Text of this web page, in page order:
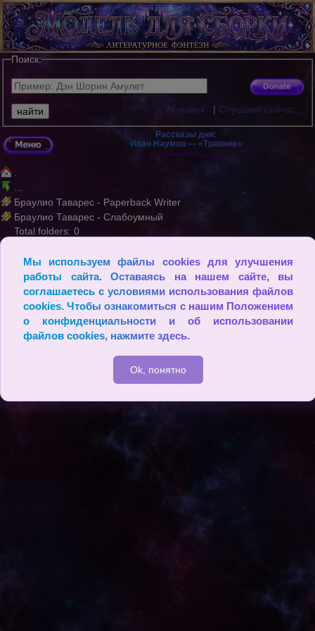
Мы используем файлы cookies для улучшения
работы сайта. Оставаясь на нашем сайте, вы
соглашаетесь с условиями использования файлов
cookies. Чтобы ознакомиться с нашим Положением
о конфиденциальности и об использовании
файлов cookies, нажмите здесь.
Ok, понятно
Поиск:
AI-поиск | Слушают сейчас...
Рассказы дня:
Иван Наумов — «Травник»
Браулио Таварес - Paperback Writer
Браулио Таварес - Слабоумный
Total folders: 0
© Мыслитель движется вперед, лишь если он не спешит с выво
дами, пусть даже они кажутся ему очевидными. (Альбер Камю)
2009 - 2026